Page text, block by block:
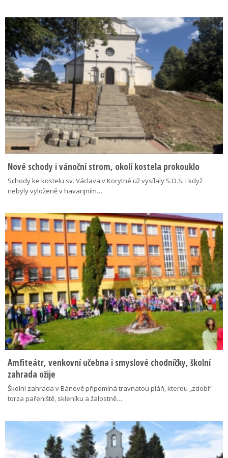
Nové schody i vánoční strom, okolí kostela prokouklo
Schody ke kostelu sv. Václava v Korytné už vysílaly S.O.S. I když
nebyly vyloženě v havarijním…
Amfiteátr, venkovní učebna i smyslové chodníčky, školní
zahrada ožije
Školní zahrada v Bánově připomíná travnatou pláň, kterou „zdobí“
torza pařeniště, skleníku a žalostně…